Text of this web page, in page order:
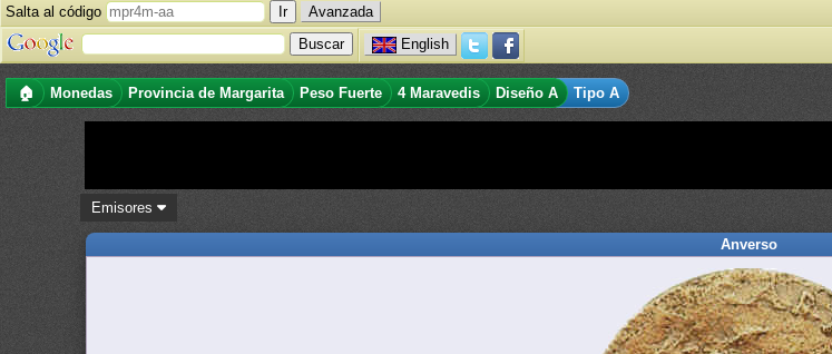
Salta al código
Avanzada
English
🏠 Monedas Provincia de Margarita Peso Fuerte 4 Maravedis Diseño A Tipo A
Emisores
Anverso